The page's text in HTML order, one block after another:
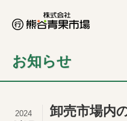
お知らせ
卸売市場内
2024